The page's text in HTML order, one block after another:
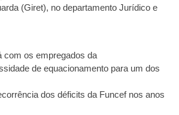
(Giret), no departamento Jurídico e
com os empregados da
de equacionamento para um dos
dos déficits da Funcef nos anos